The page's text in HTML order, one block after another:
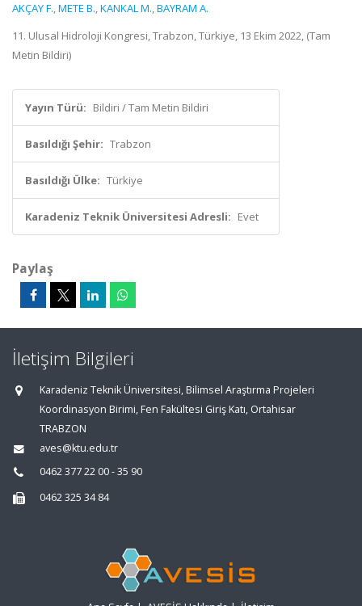
AKÇAY F.,METE B.,KANKAL M.,BAYRAM A.
11. Ulusal Hidroloji Kongresi, Trabzon, Türkiye, 13 Ekim 2022, (Tam
Metin Bildiri)
Yayın Türü: Bildiri / Tam Metin Bildiri
Basıldığı Şehir: Trabzon
Basıldığı Ülke: Türkiye
Karadeniz Teknik Üniversitesi Adresli: Evet
Paylaş
İletişim Bilgileri
Karadeniz Teknik Üniversitesi, Bilimsel Araştırma Projeleri
Koordinasyon Birimi, Fen Fakültesi Giriş Katı, Ortahisar
TRABZON
aves@ktu.edu.tr
0462 377 22 00 - 35 90
0462 325 34 84